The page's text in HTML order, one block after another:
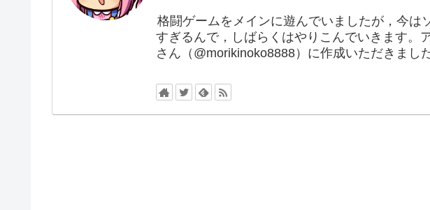
格闘ゲームをメインに遊んでいましたが，今は
すぎるんで，しばらくはやりこんでいきます。
さん（@morikinoko8888）に作成いただきました